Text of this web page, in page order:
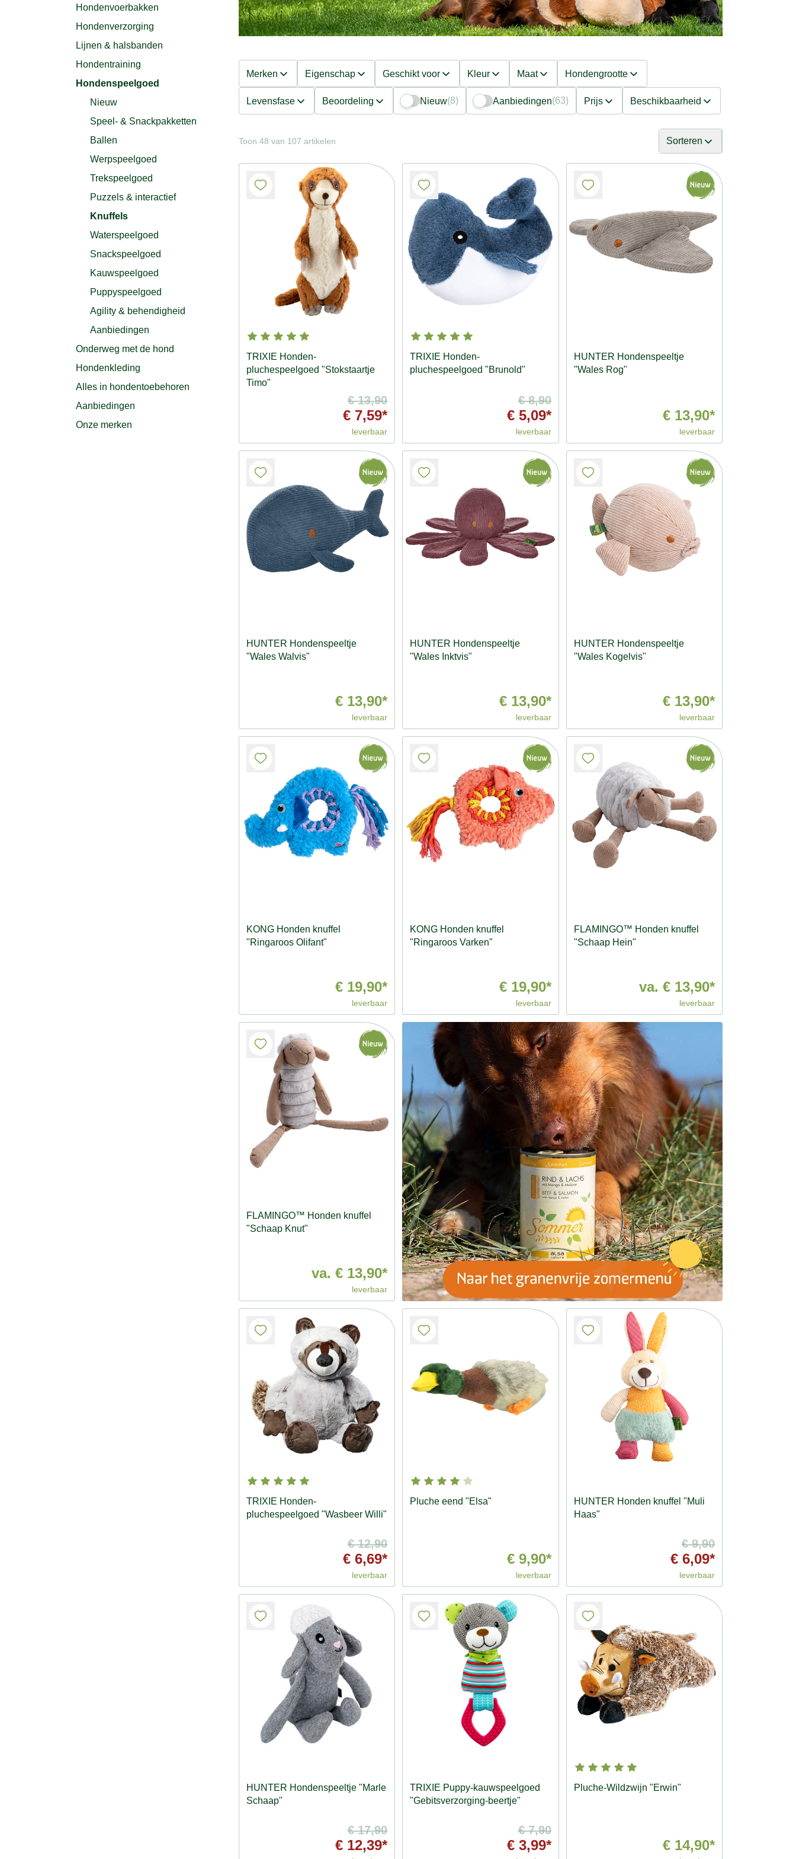
Hondenvoerbakken
Hondenverzorging
Lijnen & halsbanden
Hondentraining
Hondenspeelgoed
Nieuw
Speel- & Snackpakketten
Ballen
Werpspeelgoed
Trekspeelgoed
Puzzels & interactief
Knuffels
Waterspeelgoed
Snackspeelgoed
Kauwspeelgoed
Puppyspeelgoed
Agility & behendigheid
Aanbiedingen
Onderweg met de hond
Hondenkleding
Alles in hondentoebehoren
Aanbiedingen
Onze merken
Merken Eigenschap Geschikt voor Kleur Maat Hondengrootte
Levensfase Beoordeling Nieuw(8) Aanbiedingen(63) Prijs Beschikbaarheid
Toon 48 van 107 artikelen Sorteren
TRIXIE Honden-
pluchespeelgoed "Stokstaartje
Timo"
€ 13,90
€ 7,59*
leverbaar
TRIXIE Honden-
pluchespeelgoed "Brunold"
€ 8,90
€ 5,09*
leverbaar
HUNTER Hondenspeeltje
"Wales Rog"
€ 13,90*
leverbaar
HUNTER Hondenspeeltje
"Wales Walvis"
€ 13,90*
leverbaar
HUNTER Hondenspeeltje
"Wales Inktvis"
€ 13,90*
leverbaar
HUNTER Hondenspeeltje
"Wales Kogelvis"
€ 13,90*
leverbaar
KONG Honden knuffel
"Ringaroos Olifant"
€ 19,90*
leverbaar
KONG Honden knuffel
"Ringaroos Varken"
€ 19,90*
leverbaar
FLAMINGO™ Honden knuffel
"Schaap Hein"
va. € 13,90*
leverbaar
FLAMINGO™ Honden knuffel
"Schaap Knut"
va. € 13,90*
leverbaar
TRIXIE Honden-
pluchespeelgoed "Wasbeer Willi"
€ 12,90
€ 6,69*
leverbaar
Pluche eend "Elsa"
€ 9,90*
leverbaar
HUNTER Honden knuffel "Muli
Haas"
€ 9,90
€ 6,09*
leverbaar
HUNTER Hondenspeeltje "Marle
Schaap"
€ 17,90
€ 12,39*
TRIXIE Puppy-kauwspeelgoed
"Gebitsverzorging-beertje"
€ 7,90
€ 3,99*
Pluche-Wildzwijn "Erwin"
€ 14,90*